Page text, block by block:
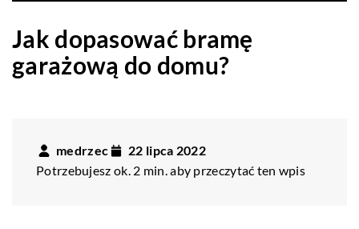
Jak dopasować bramę
garażową do domu?
medrzec
22 lipca 2022
Potrzebujesz ok. 2 min. aby przeczytać ten wpis